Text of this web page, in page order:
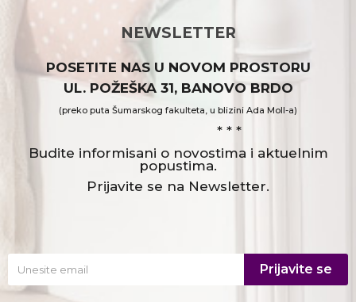
NEWSLETTER
POSETITE NAS U NOVOM PROSTORU
UL. POŽEŠKA 31, BANOVO BRDO
(preko puta Šumarskog fakulteta, u blizini Ada Moll-a)
* * *
Budite informisani o novostima i aktuelnim
popustima.
Prijavite se na Newsletter.
Prijavite se